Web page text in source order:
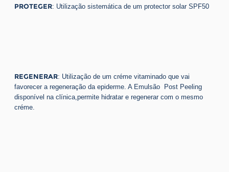
PROTEGER: Utilização sistemática de um protector solar SPF50
REGENERAR: Utilização de um créme vitaminado que vai
favorecer a regeneração da epiderme. A Emulsão Post Peeling
disponível na clínica,permite hidratar e regenerar com o mesmo
créme.